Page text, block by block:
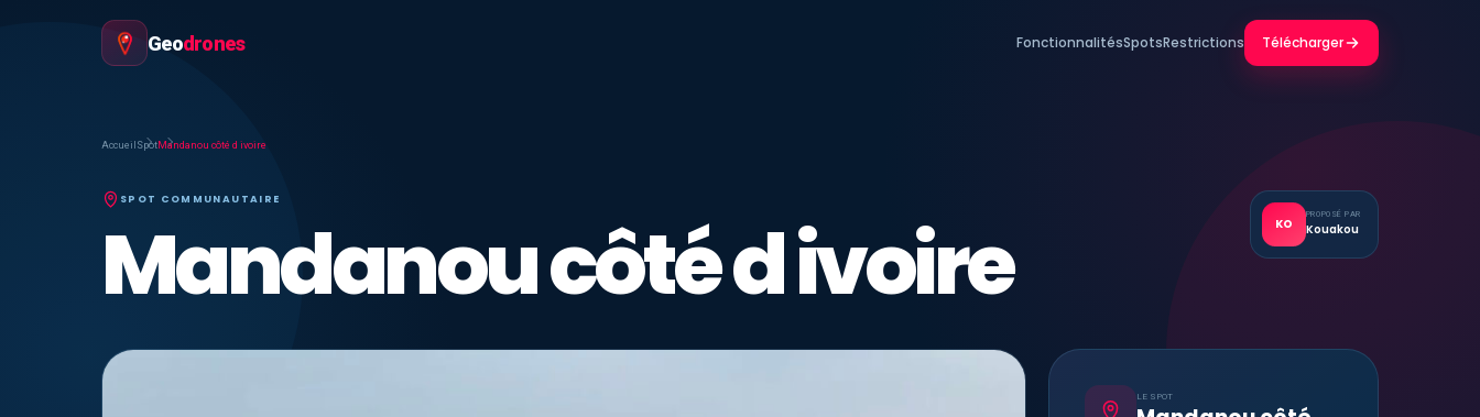
Geodrones FonctionnalitésSpotsRestrictions Télécharger
Accueil SpotMandanou côté d ivoire
SPOT COMMUNAUTAIRE
Mandanou côté d ivoire KO
PROPOSÉ PAR
Kouakou
LE SPOT